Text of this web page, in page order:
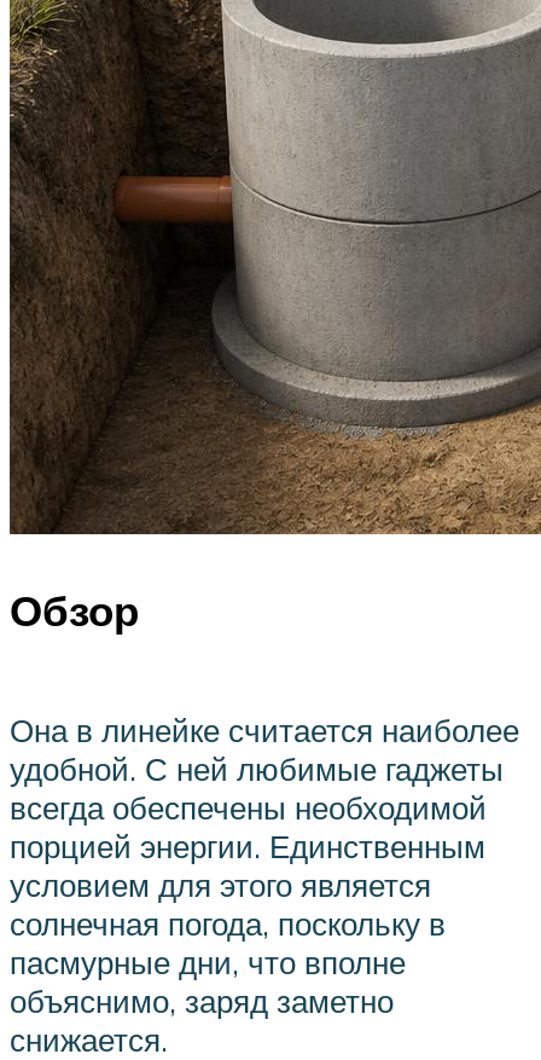
Обзор
Она в линейке считается наиболее
удобной. С ней любимые гаджеты
всегда обеспечены необходимой
порцией энергии. Единственным
условием для этого является
солнечная погода, поскольку в
пасмурные дни, что вполне
объяснимо, заряд заметно
снижается.